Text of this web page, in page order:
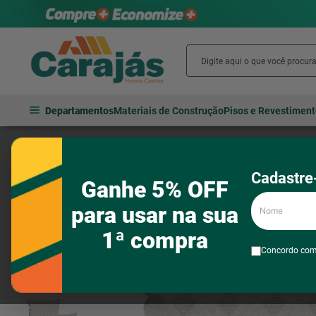
DepartamentosMateriais de ConstruçãoPisos e
Ganhe 5% OFF
para usar na sua
1ª compra
Nome
Concordo
Casa e decoração